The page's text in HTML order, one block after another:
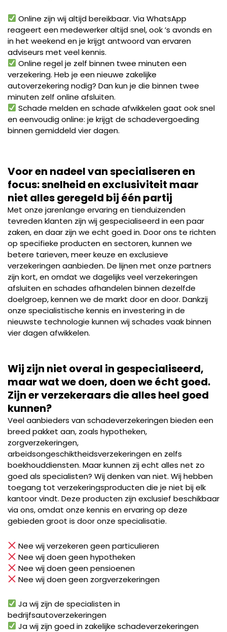
Online zijn wij altijd bereikbaar. Via WhatsApp
reageert een medewerker altijd snel, ook ’s avonds en
in het weekend en je krijgt antwoord van ervaren
adviseurs met veel kennis.
Online regel je zelf binnen twee minuten een
verzekering. Heb je een nieuwe zakelijke
autoverzekering nodig? Dan kun je die binnen twee
minuten zelf online afsluiten.
Schade melden en schade afwikkelen gaat ook snel
en eenvoudig online: je krijgt de schadevergoeding
binnen gemiddeld vier dagen.
Voor en nadeel van specialiseren en
focus: snelheid en exclusiviteit maar
niet alles geregeld bij één partij
Met onze jarenlange ervaring en tienduizenden
tevreden klanten zijn wij gespecialiseerd in een paar
zaken, en daar zijn we echt goed in. Door ons te richten
op specifieke producten en sectoren, kunnen we
betere tarieven, meer keuze en exclusieve
verzekeringen aanbieden. De lijnen met onze partners
zijn kort, en omdat we dagelijks veel verzekeringen
afsluiten en schades afhandelen binnen dezelfde
doelgroep, kennen we de markt door en door. Dankzij
onze specialistische kennis en investering in de
nieuwste technologie kunnen wij schades vaak binnen
vier dagen afwikkelen.
Wij zijn niet overal in gespecialiseerd,
maar wat we doen, doen we écht goed.
Zijn er verzekeraars die alles heel goed
kunnen?
Veel aanbieders van schadeverzekeringen bieden een
breed pakket aan, zoals hypotheken,
zorgverzekeringen,
arbeidsongeschiktheidsverzekeringen en zelfs
boekhouddiensten. Maar kunnen zij echt alles net zo
goed als specialisten? Wij denken van niet. Wij hebben
toegang tot verzekeringsproducten die je niet bij elk
kantoor vindt. Deze producten zijn exclusief beschikbaar
via ons, omdat onze kennis en ervaring op deze
gebieden groot is door onze specialisatie.
Nee wij verzekeren geen particulieren
Nee wij doen geen hypotheken
Nee wij doen geen pensioenen
Nee wij doen geen zorgverzekeringen
Ja wij zijn de specialisten in
bedrijfsautoverzekeringen
Ja wij zijn goed in zakelijke schadeverzekeringen